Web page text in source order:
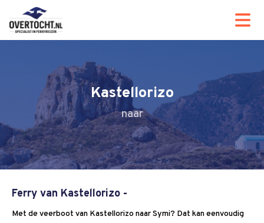
Kastellorizo
Ferry van Kastellorizo -
Met de veerboot van Kastellorizo naar Symi? Dat kan eenvoudig